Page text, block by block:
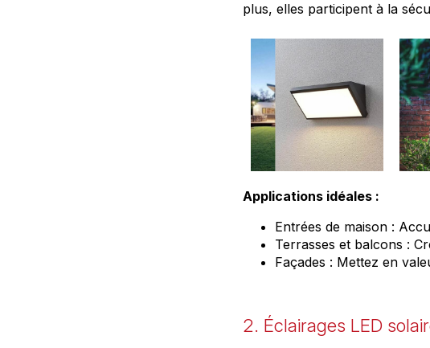
plus, elles participent à la
Applications idéales :
Entrées de maison :
Terrasses et balcons :
Façades : Mettez en
2. Éclairages LED